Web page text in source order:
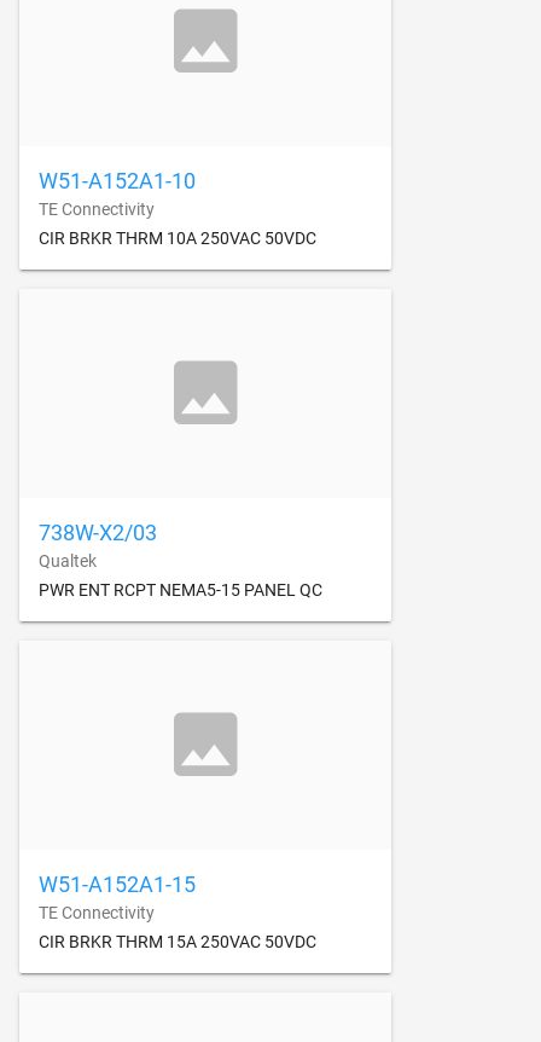
W51-A152A1-10
TE Connectivity
CIR BRKR THRM 10A 250VAC 50VDC
738W-X2/03
Qualtek
PWR ENT RCPT NEMA5-15 PANEL QC
W51-A152A1-15
TE Connectivity
CIR BRKR THRM 15A 250VAC 50VDC